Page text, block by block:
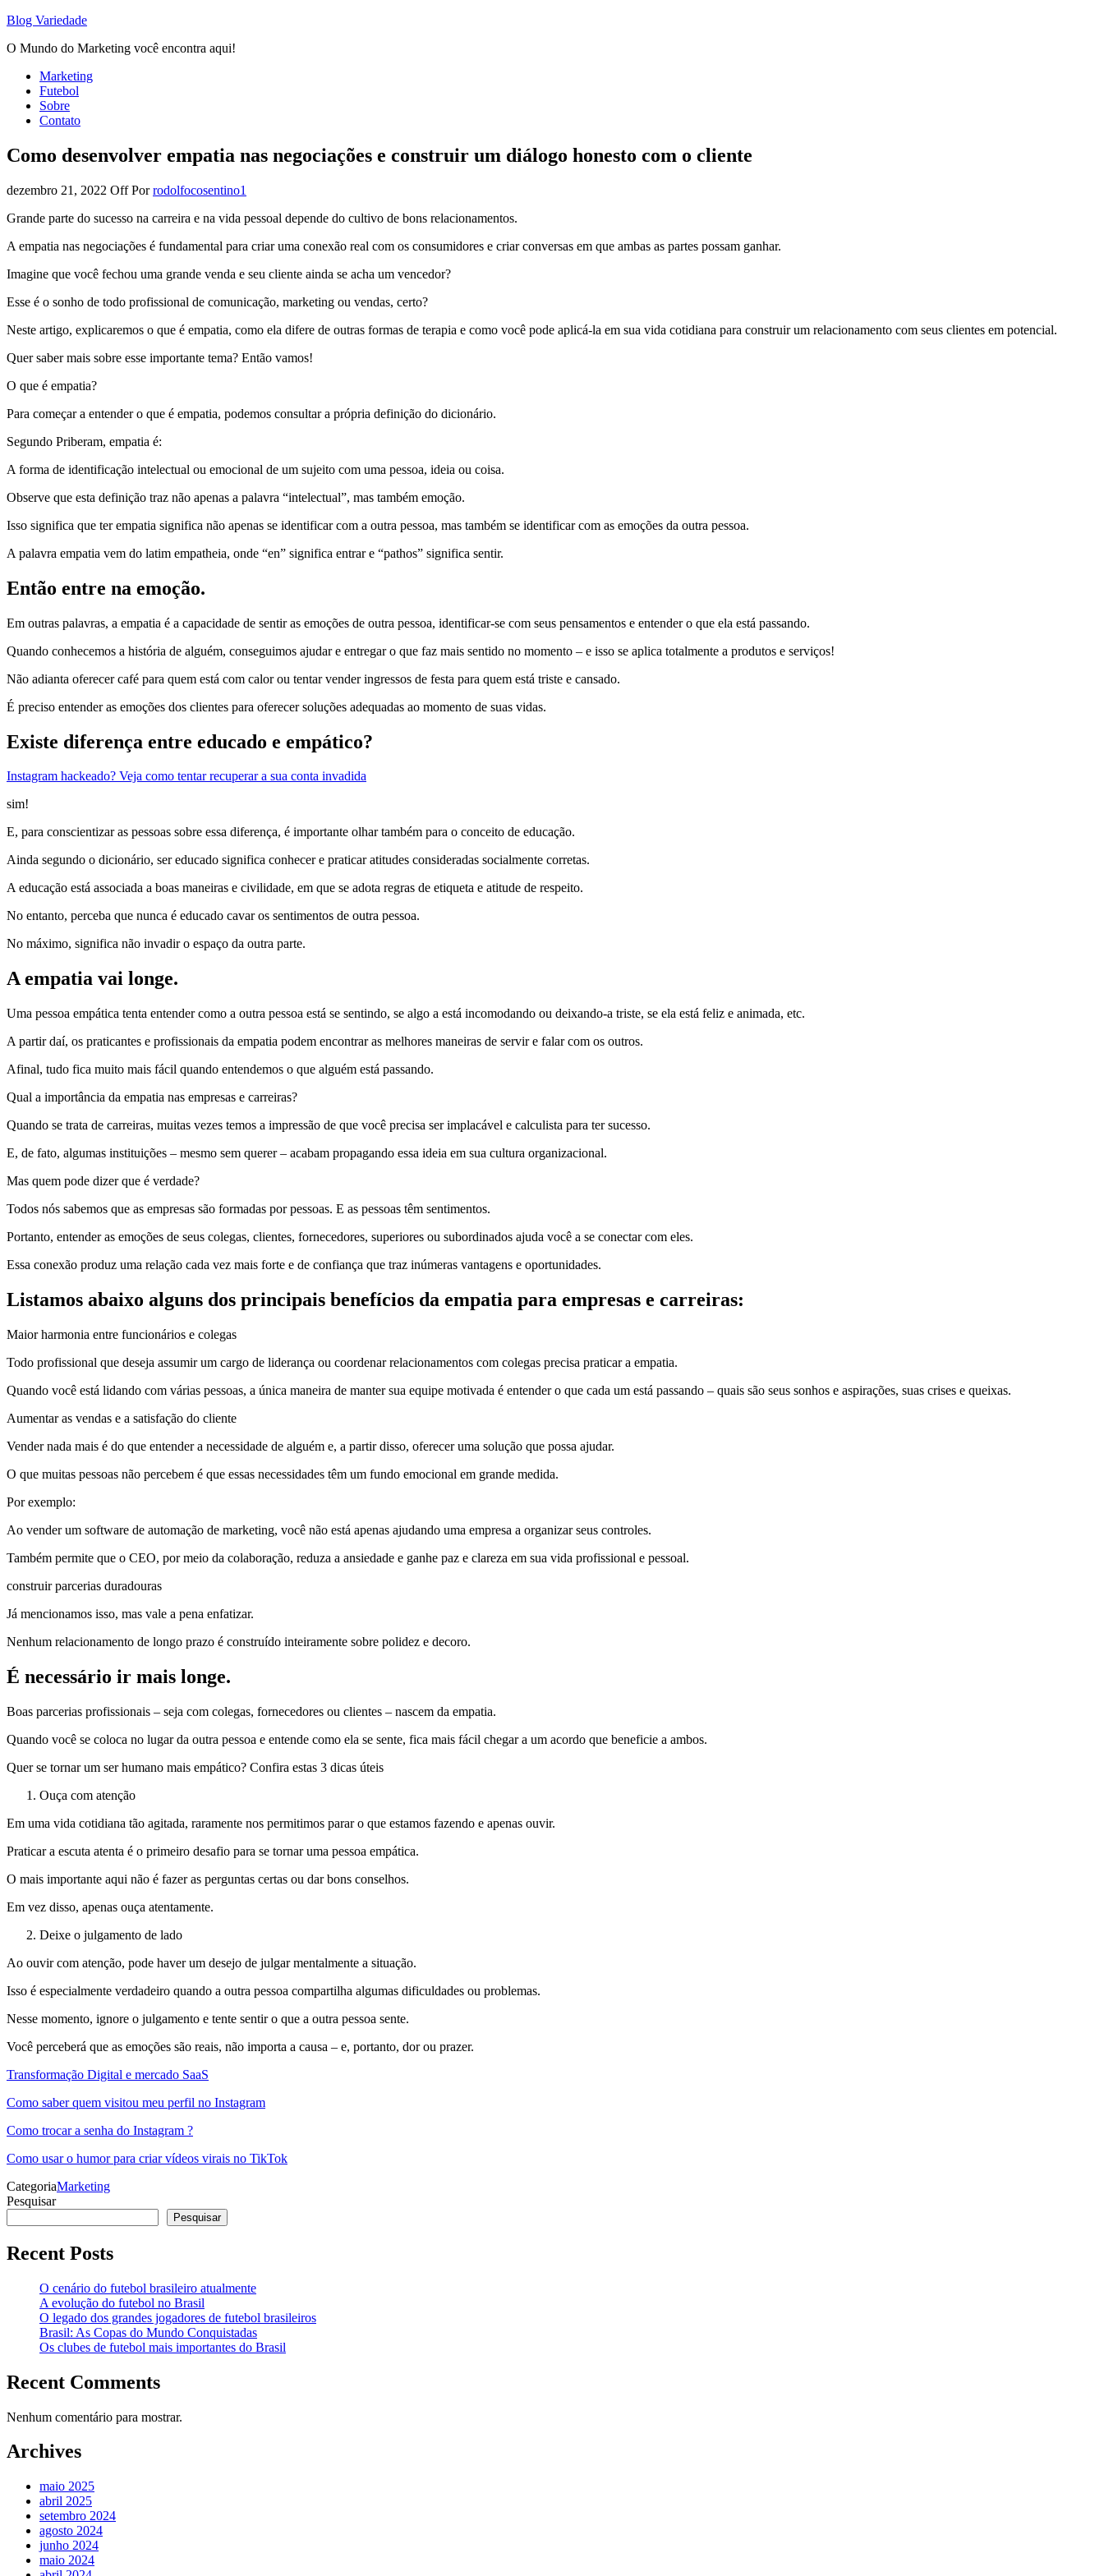
Blog Variedade
O Mundo do Marketing você encontra aqui!
Marketing
Futebol
Sobre
Contato
Como desenvolver empatia nas negociações e construir um diálogo honesto com o cliente
dezembro 21, 2022 OffPor rodolfocosentino1
Grande parte do sucesso na carreira e na vida pessoal depende do cultivo de bons relacionamentos.
A empatia nas negociações é fundamental para criar uma conexão real com os consumidores e criar conversas em que ambas as partes possam ganhar.
Imagine que você fechou uma grande venda e seu cliente ainda se acha um vencedor?
Esse é o sonho de todo profissional de comunicação, marketing ou vendas, certo?
Neste artigo, explicaremos o que é empatia, como ela difere de outras formas de terapia e como você pode aplicá-la em sua vida cotidiana para construir um relacionamento com seus clientes em potencial.
Quer saber mais sobre esse importante tema? Então vamos!
O que é empatia?
Para começar a entender o que é empatia, podemos consultar a própria definição do dicionário.
Segundo Priberam, empatia é:
A forma de identificação intelectual ou emocional de um sujeito com uma pessoa, ideia ou coisa.
Observe que esta definição traz não apenas a palavra “intelectual”, mas também emoção.
Isso significa que ter empatia significa não apenas se identificar com a outra pessoa, mas também se identificar com as emoções da outra pessoa.
A palavra empatia vem do latim empatheia, onde “en” significa entrar e “pathos” significa sentir.
Então entre na emoção.
Em outras palavras, a empatia é a capacidade de sentir as emoções de outra pessoa, identificar-se com seus pensamentos e entender o que ela está passando.
Quando conhecemos a história de alguém, conseguimos ajudar e entregar o que faz mais sentido no momento – e isso se aplica totalmente a produtos e serviços!
Não adianta oferecer café para quem está com calor ou tentar vender ingressos de festa para quem está triste e cansado.
É preciso entender as emoções dos clientes para oferecer soluções adequadas ao momento de suas vidas.
Existe diferença entre educado e empático?
Instagram hackeado? Veja como tentar recuperar a sua conta invadida
sim!
E, para conscientizar as pessoas sobre essa diferença, é importante olhar também para o conceito de educação.
Ainda segundo o dicionário, ser educado significa conhecer e praticar atitudes consideradas socialmente corretas.
A educação está associada a boas maneiras e civilidade, em que se adota regras de etiqueta e atitude de respeito.
No entanto, perceba que nunca é educado cavar os sentimentos de outra pessoa.
No máximo, significa não invadir o espaço da outra parte.
A empatia vai longe.
Uma pessoa empática tenta entender como a outra pessoa está se sentindo, se algo a está incomodando ou deixando-a triste, se ela está feliz e animada, etc.
A partir daí, os praticantes e profissionais da empatia podem encontrar as melhores maneiras de servir e falar com os outros.
Afinal, tudo fica muito mais fácil quando entendemos o que alguém está passando.
Qual a importância da empatia nas empresas e carreiras?
Quando se trata de carreiras, muitas vezes temos a impressão de que você precisa ser implacável e calculista para ter sucesso.
E, de fato, algumas instituições – mesmo sem querer – acabam propagando essa ideia em sua cultura organizacional.
Mas quem pode dizer que é verdade?
Todos nós sabemos que as empresas são formadas por pessoas. E as pessoas têm sentimentos.
Portanto, entender as emoções de seus colegas, clientes, fornecedores, superiores ou subordinados ajuda você a se conectar com eles.
Essa conexão produz uma relação cada vez mais forte e de confiança que traz inúmeras vantagens e oportunidades.
Listamos abaixo alguns dos principais benefícios da empatia para empresas e carreiras:
Maior harmonia entre funcionários e colegas
Todo profissional que deseja assumir um cargo de liderança ou coordenar relacionamentos com colegas precisa praticar a empatia.
Quando você está lidando com várias pessoas, a única maneira de manter sua equipe motivada é entender o que cada um está passando – quais são seus sonhos e aspirações, suas crises e queixas.
Aumentar as vendas e a satisfação do cliente
Vender nada mais é do que entender a necessidade de alguém e, a partir disso, oferecer uma solução que possa ajudar.
O que muitas pessoas não percebem é que essas necessidades têm um fundo emocional em grande medida.
Por exemplo:
Ao vender um software de automação de marketing, você não está apenas ajudando uma empresa a organizar seus controles.
Também permite que o CEO, por meio da colaboração, reduza a ansiedade e ganhe paz e clareza em sua vida profissional e pessoal.
construir parcerias duradouras
Já mencionamos isso, mas vale a pena enfatizar.
Nenhum relacionamento de longo prazo é construído inteiramente sobre polidez e decoro.
É necessário ir mais longe.
Boas parcerias profissionais – seja com colegas, fornecedores ou clientes – nascem da empatia.
Quando você se coloca no lugar da outra pessoa e entende como ela se sente, fica mais fácil chegar a um acordo que beneficie a ambos.
Quer se tornar um ser humano mais empático? Confira estas 3 dicas úteis
Ouça com atenção
Em uma vida cotidiana tão agitada, raramente nos permitimos parar o que estamos fazendo e apenas ouvir.
Praticar a escuta atenta é o primeiro desafio para se tornar uma pessoa empática.
O mais importante aqui não é fazer as perguntas certas ou dar bons conselhos.
Em vez disso, apenas ouça atentamente.
Deixe o julgamento de lado
Ao ouvir com atenção, pode haver um desejo de julgar mentalmente a situação.
Isso é especialmente verdadeiro quando a outra pessoa compartilha algumas dificuldades ou problemas.
Nesse momento, ignore o julgamento e tente sentir o que a outra pessoa sente.
Você perceberá que as emoções são reais, não importa a causa – e, portanto, dor ou prazer.
Transformação Digital e mercado SaaS
Como saber quem visitou meu perfil no Instagram
Como trocar a senha do Instagram ?
Como usar o humor para criar vídeos virais no TikTok
CategoriaMarketing
Pesquisar
Pesquisar
Recent Posts
O cenário do futebol brasileiro atualmente
A evolução do futebol no Brasil
O legado dos grandes jogadores de futebol brasileiros
Brasil: As Copas do Mundo Conquistadas
Os clubes de futebol mais importantes do Brasil
Recent Comments
Nenhum comentário para mostrar.
Archives
maio 2025
abril 2025
setembro 2024
agosto 2024
junho 2024
maio 2024